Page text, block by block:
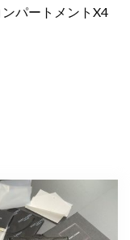
パートメントX4